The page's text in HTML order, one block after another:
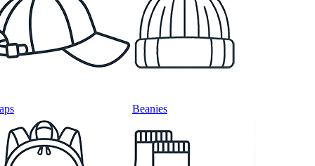
Beanies